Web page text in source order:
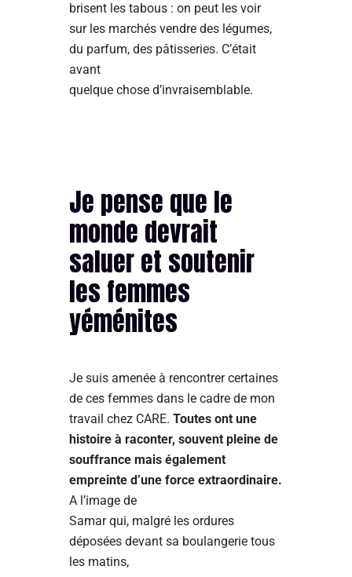
brisent les tabous : on peut les voir
sur les marchés vendre des légumes,
du parfum, des pâtisseries. C’était
avant
quelque chose d’invraisemblable.
Je pense que le
monde devrait
saluer et soutenir
les femmes
yéménites
Je suis amenée à rencontrer certaines
de ces femmes dans le cadre de mon
travail chez CARE. Toutes ont une
histoire à raconter, souvent pleine de
souffrance mais également
empreinte d’une force extraordinaire.
A l’image de
Samar qui, malgré les ordures
déposées devant sa boulangerie tous
les matins,